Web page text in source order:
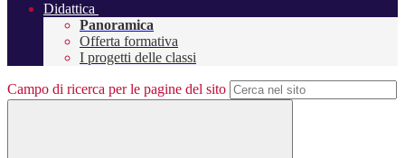
Didattica
Panoramica
Offerta formativa
I progetti delle classi
Campo di ricerca per le pagine del sito